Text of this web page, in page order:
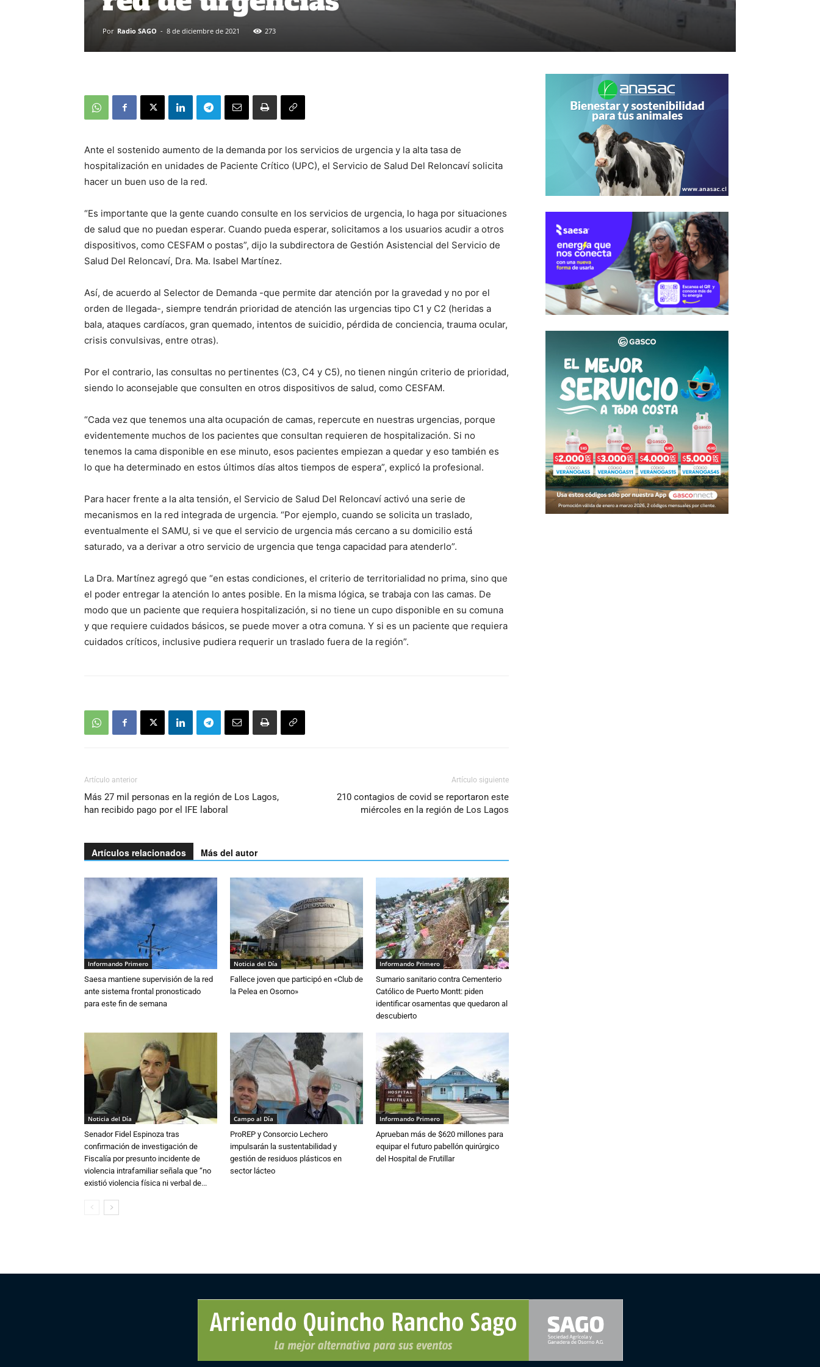
Por Radio SAGO - 8 de diciembre de 2021 273
Ante el sostenido aumento de la demanda por los servicios de urgencia y la alta tasa de
hospitalización en unidades de Paciente Crítico (UPC), el Servicio de Salud Del Reloncaví solicita
hacer un buen uso de la red.
“Es importante que la gente cuando consulte en los servicios de urgencia, lo haga por situaciones
de salud que no puedan esperar. Cuando pueda esperar, solicitamos a los usuarios acudir a otros
dispositivos, como CESFAM o postas”, dijo la subdirectora de Gestión Asistencial del Servicio de
Salud Del Reloncaví, Dra. Ma. Isabel Martínez.
Así, de acuerdo al Selector de Demanda -que permite dar atención por la gravedad y no por el
orden de llegada-, siempre tendrán prioridad de atención las urgencias tipo C1 y C2 (heridas a
bala, ataques cardíacos, gran quemado, intentos de suicidio, pérdida de conciencia, trauma ocular,
crisis convulsivas, entre otras).
Por el contrario, las consultas no pertinentes (C3, C4 y C5), no tienen ningún criterio de prioridad,
siendo lo aconsejable que consulten en otros dispositivos de salud, como CESFAM.
“Cada vez que tenemos una alta ocupación de camas, repercute en nuestras urgencias, porque
evidentemente muchos de los pacientes que consultan requieren de hospitalización. Si no
tenemos la cama disponible en ese minuto, esos pacientes empiezan a quedar y eso también es
lo que ha determinado en estos últimos días altos tiempos de espera”, explicó la profesional.
Para hacer frente a la alta tensión, el Servicio de Salud Del Reloncaví activó una serie de
mecanismos en la red integrada de urgencia. “Por ejemplo, cuando se solicita un traslado,
eventualmente el SAMU, si ve que el servicio de urgencia más cercano a su domicilio está
saturado, va a derivar a otro servicio de urgencia que tenga capacidad para atenderlo”.
La Dra. Martínez agregó que “en estas condiciones, el criterio de territorialidad no prima, sino que
el poder entregar la atención lo antes posible. En la misma lógica, se trabaja con las camas. De
modo que un paciente que requiera hospitalización, si no tiene un cupo disponible en su comuna
y que requiere cuidados básicos, se puede mover a otra comuna. Y si es un paciente que requiera
cuidados críticos, inclusive pudiera requerir un traslado fuera de la región”.
Artículo anterior
Más 27 mil personas en la región de Los Lagos,
han recibido pago por el IFE laboral
Artículo siguiente
210 contagios de covid se reportaron este
miércoles en la región de Los Lagos
Artículos relacionados Más del autor
Informando Primero
Saesa mantiene supervisión de la red
ante sistema frontal pronosticado
para este fin de semana
Noticia del Día
Fallece joven que participó en «Club de
la Pelea en Osorno»
Informando Primero
Sumario sanitario contra Cementerio
Católico de Puerto Montt: piden
identificar osamentas que quedaron al
descubierto
Noticia del Día
Senador Fidel Espinoza tras
confirmación de investigación de
Fiscalía por presunto incidente de
violencia intrafamiliar señala que “no
existió violencia física ni verbal de...
Campo al Día
ProREP y Consorcio Lechero
impulsarán la sustentabilidad y
gestión de residuos plásticos en
sector lácteo
Informando Primero
Aprueban más de $620 millones para
equipar el futuro pabellón quirúrgico
del Hospital de Frutillar